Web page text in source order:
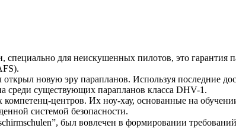
специально для неискушенных пилотов, это
новую эру парапланов. Используя последние
среди существующих парапланов класса DHV-1.
центров. Их ноу-хау, основанные на
системой безопасности.
был вовлечен в формировании